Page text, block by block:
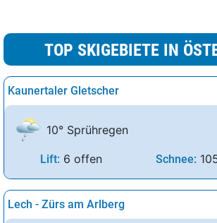
TOP SKIGEBIETE IN
Kaunertaler Gletscher
10° Sprühregen
Lift: 6 offen Schnee:
Lech - Zürs am Arlberg